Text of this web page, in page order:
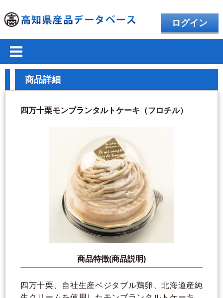
ログイン
商品詳細
四万十栗モンブランタルトケーキ（フロチル）
商品特徴(商品説明)
四万十栗、自社生産ベジタブル鶏卵、北海道産純